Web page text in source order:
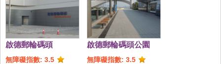
啟德郵輪碼頭
無障礙指數: 3.5
啟德郵輪碼頭公園
無障礙指數: 3.5